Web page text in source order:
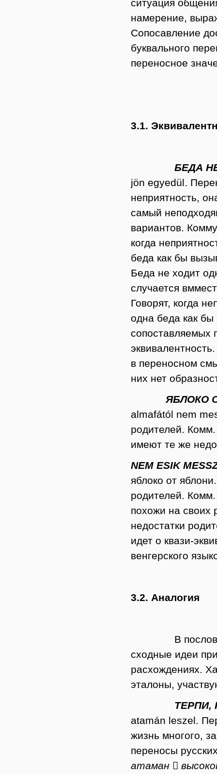
ситуация
намерение,
Сопосавление
буквального
переносное
3.1.
БЕДА НЕ
jön egyedül.
неприятность,
самый
вариантов.
когда
беда как бы
Беда не ходит
случается
Говорят, когда
одна беда как
сопоставляемых
в переносном
них нет
ЯБЛОКО ОТ
almafától nem
родителей.
имеют те же
NEM ESIK
яблоко от
родителей. Комм.
похожи на своих
недостатки
идет о квази-
венгерского
3.2. Аналогия
В
сходные идеи
расхождениях.
эталоны,
ТЕРПИ,
atamán leszel.
жизнь многого,
переносы
атаман 